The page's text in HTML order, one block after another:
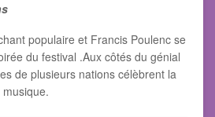
populaire et Francis Poulenc se
du festival .Aux côtés du génial
de plusieurs nations célèbrent la